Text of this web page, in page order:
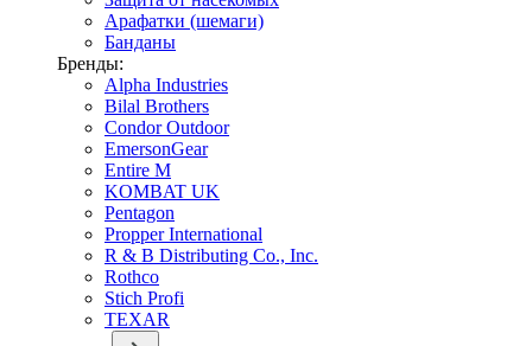
Арафатки (шемаги)
Банданы
Бренды:
Alpha Industries
Bilal Brothers
Condor Outdoor
EmersonGear
Entire M
KOMBAT UK
Pentagon
Propper International
R & B Distributing Co., Inc.
Rothco
Stich Profi
TEXAR